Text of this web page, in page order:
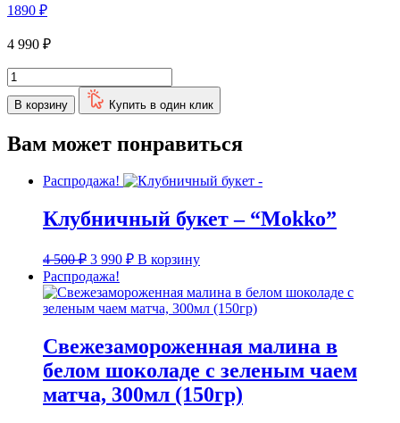
1890 ₽
4 990 ₽
Количество
товара
Premium
-
"Бородино"
В корзину Купить в один клик
Вам может понравиться
Распродажа!
Клубничный букет – “Mokko”
4 500₽ Первоначальная
цена
составляла
4
3 990 ₽Текущая
цена:
3
990 ₽.
В корзину
Распродажа!
Свежезамороженная малина в
белом шоколаде с зеленым чаем
матча, 300мл (150гр)